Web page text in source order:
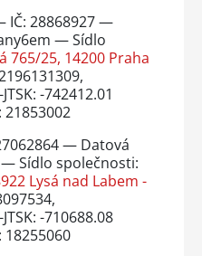
IČ: 28868927 —
— Sídlo
765/25, 14200 Praha
-742412.01
21853002
— Datová
Sídlo společnosti:
Lysá nad Labem -
-710688.08
18255060